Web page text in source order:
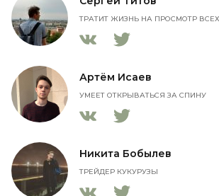
ТРАТИТ ЖИЗНЬ НА ПРОСМОТР
Артём Исаев
УМЕЕТ ОТКРЫВАТЬСЯ ЗА СПИНУ
Никита Бобылев
ТРЕЙДЕР КУКУРУЗЫ